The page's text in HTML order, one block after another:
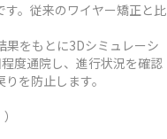
。従来のワイヤー矯正と比
果をもとに3Dシミュレーシ
度通院し、進行状況を確認
を防止します。